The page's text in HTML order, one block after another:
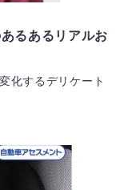
るあるリアルお
化するデリケート